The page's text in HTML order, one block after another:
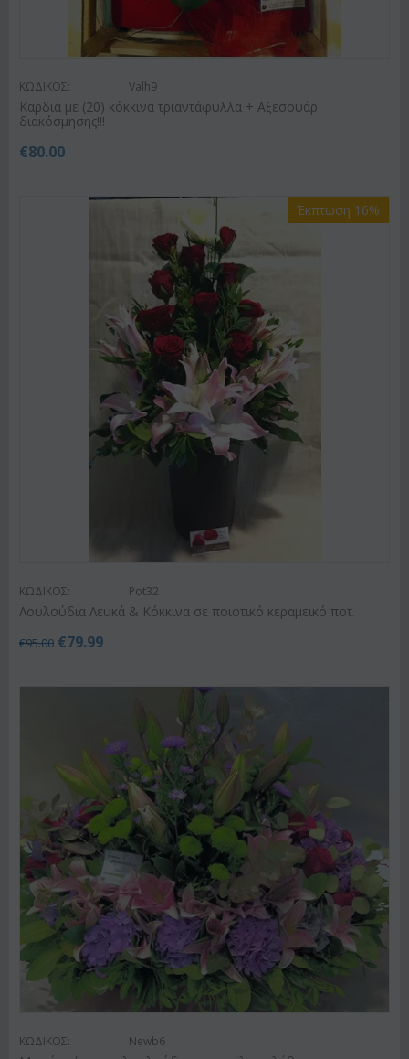
ΚΩΔΙΚΟΣ: Valh9
Καρδιά με (20) κόκκινα τριαντάφυλλα + Αξεσουάρ
διακόσμησης!!!
€80.00
Έκπτωση 16%
ΚΩΔΙΚΟΣ: Pot32
Λουλούδια Λευκά & Κόκκινα σε ποιοτικό κεραμεικό ποτ.
€95.00 €79.99
ΚΩΔΙΚΟΣ: Newb6